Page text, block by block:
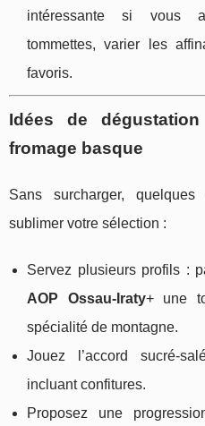
intéressante si vous
tommettes, varier les
favoris.
Idées de
fromage basque
Sans surcharger,
sublimer votre sélection :
Servez plusieurs profils :
AOP Ossau‑Iraty+ une
spécialité de montagne.
Jouez l’accord
incluant confitures.
Proposez une